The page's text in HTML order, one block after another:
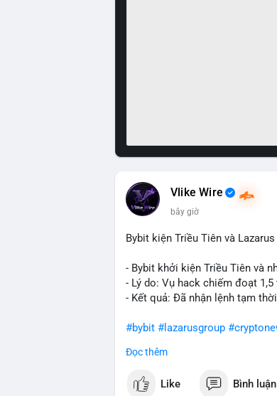
Vlike Wire
bây giờ
Bybit kiện Triều Tiên và
- Bybit khởi kiện Triều Tiên và
- Lý do: Vụ hack chiếm đoạt 1,5
- Kết quả: Đã nhận lệnh tạm
#bybit #lazarusgroup
$btc $eth
#vlikevn #titanbot
Đọc thêm
Like Bình luận